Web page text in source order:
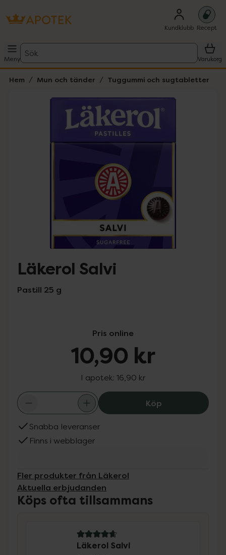
Kundklubb Recept
Meny
Sök
Varukorg
Hem Mun och tänder Tuggummi och sugtabletter
Lista: . Innehåller 1 objekt.
Hoppa över Lista
Läkerol Salvi
Pastill 25 g
Pris online
10,90 kr
I apotek: 16,90 kr
KöpLäkerol Salvi,
Snabba leveranser
Finns i webblager
Fler produkter från Läkerol
Aktuella erbjudanden
Köps ofta tillsammans
4.8 av 5 i omdöme
Läkerol Salvi